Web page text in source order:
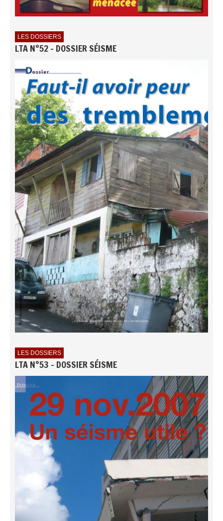
LES DOSSIERS
LTA N°52 - DOSSIER SÉISME
LES DOSSIERS
LTA N°53 - DOSSIER SÉISME